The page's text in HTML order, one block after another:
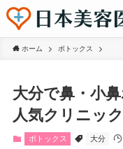
ホーム ボトックス
大分で鼻・小
人気クリニッ
ボトックス 大分